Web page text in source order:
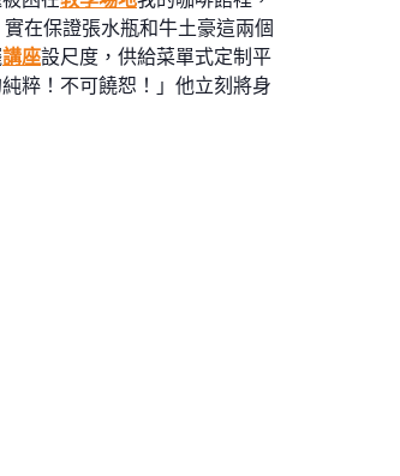
在保證張水瓶和牛土豪這兩個
講座設尺度，供給菜單式定制平
粹！不可饒恕！」他立刻將身